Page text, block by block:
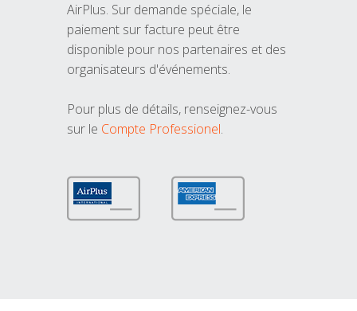
AirPlus. Sur demande spéciale, le
paiement sur facture peut être
disponible pour nos partenaires et des
organisateurs d'événements.
Pour plus de détails, renseignez-vous
sur le Compte Professionel.